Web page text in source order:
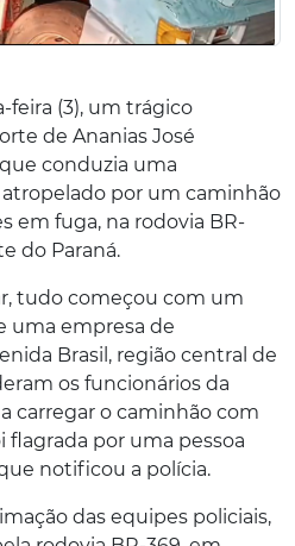
feira (3), um trágico
de Ananias José
conduzia uma
por um caminhão
em fuga, na rodovia BR-
do Paraná.
tudo começou com um
uma empresa de
Brasil, região central de
os funcionários da
carregar o caminhão com
flagrada por uma pessoa
notificou a polícia.
das equipes policiais,